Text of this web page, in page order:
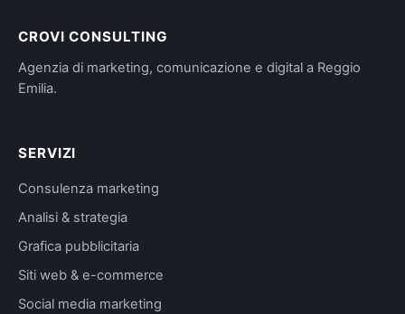
CROVI CONSULTING
Agenzia di marketing, comunicazione e digital a Reggio
Emilia.
SERVIZI
Consulenza marketing
Analisi & strategia
Grafica pubblicitaria
Siti web & e-commerce
Social media marketing